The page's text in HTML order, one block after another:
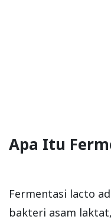
Apa Itu
Fermentasi lacto
bakteri asam